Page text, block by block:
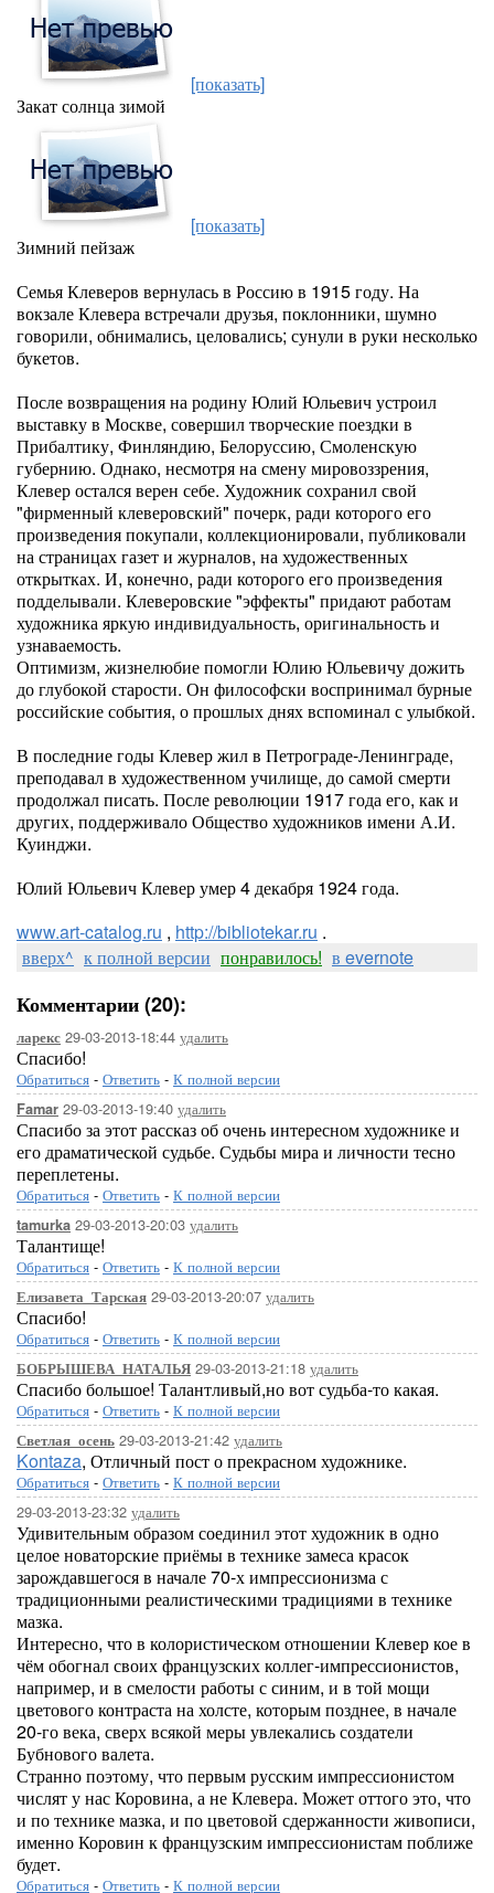
[показать]
Закат солнца зимой
[показать]
Зимний пейзаж
Семья Клеверов вернулась в Россию в 1915 году. На
вокзале Клевера встречали друзья, поклонники, шумно
говорили, обнимались, целовались; сунули в руки несколько
букетов.
После возвращения на родину Юлий Юльевич устроил
выставку в Москве, совершил творческие поездки в
Прибалтику, Финляндию, Белоруссию, Смоленскую
губернию. Однако, несмотря на смену мировоззрения,
Клевер остался верен себе. Художник сохранил свой
"фирменный клеверовский" почерк, ради которого его
произведения покупали, коллекционировали, публиковали
на страницах газет и журналов, на художественных
открытках. И, конечно, ради которого его произведения
подделывали. Клеверовские "эффекты" придают работам
художника яркую индивидуальность, оригинальность и
узнаваемость.
Оптимизм, жизнелюбие помогли Юлию Юльевичу дожить
до глубокой старости. Он философски воспринимал бурные
российские события, о прошлых днях вспоминал с улыбкой.
В последние годы Клевер жил в Петрограде-Ленинграде,
преподавал в художественном училище, до самой смерти
продолжал писать. После революции 1917 года его, как и
других, поддерживало Общество художников имени А.И.
Куинджи.
Юлий Юльевич Клевер умер 4 декабря 1924 года.
www.art-catalog.ru , http://bibliotekar.ru .
вверх^ к полной версии понравилось! в evernote
Комментарии (20):
ларекс 29-03-2013-18:44 удалить
Спасибо!
Обратиться - Ответить - К полной версии
Famar 29-03-2013-19:40 удалить
Спасибо за этот рассказ об очень интересном художнике и
его драматической судьбе. Судьбы мира и личности тесно
переплетены.
Обратиться - Ответить - К полной версии
tamurka 29-03-2013-20:03 удалить
Талантище!
Обратиться - Ответить - К полной версии
Елизавета_Тарская 29-03-2013-20:07 удалить
Спасибо!
Обратиться - Ответить - К полной версии
БОБРЫШЕВА_НАТАЛЬЯ 29-03-2013-21:18 удалить
Спасибо большое! Талантливый,но вот судьба-то какая.
Обратиться - Ответить - К полной версии
Светлая_осень 29-03-2013-21:42 удалить
Kontaza, Отличный пост о прекрасном художнике.
Обратиться - Ответить - К полной версии
29-03-2013-23:32 удалить
Удивительным образом соединил этот художник в одно
целое новаторские приёмы в технике замеса красок
зарождавшегося в начале 70-х импрессионизма с
традиционными реалистическими традициями в технике
мазка.
Интересно, что в колористическом отношении Клевер кое в
чём обогнал своих французских коллег-импрессионистов,
например, и в смелости работы с синим, и в той мощи
цветового контраста на холсте, которым позднее, в начале
20-го века, сверх всякой меры увлекались создатели
Бубнового валета.
Странно поэтому, что первым русским импрессионистом
числят у нас Коровина, а не Клевера. Может оттого это, что
и по технике мазка, и по цветовой сдержанности живописи,
именно Коровин к французским импрессионистам поближе
будет.
Обратиться - Ответить - К полной версии